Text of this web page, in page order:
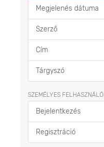
Megjelenés dátuma
Szerző
Cím
Tárgyszó
SZEMÉLYES
Bejelentkezés
Regisztráció